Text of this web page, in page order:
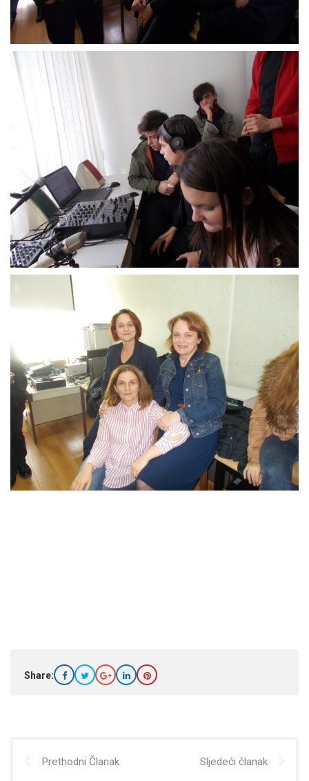
Share:
Prethodni Članak Sljedeći članak